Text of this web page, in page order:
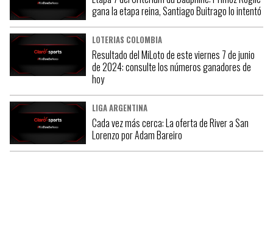
gana la etapa reina, Santiago Buitrago lo intentó
LOTERIAS COLOMBIA
Resultado del MiLoto de este viernes 7 de junio
de 2024: consulte los números ganadores de
hoy
LIGA ARGENTINA
Cada vez más cerca: La oferta de River a San
Lorenzo por Adam Bareiro